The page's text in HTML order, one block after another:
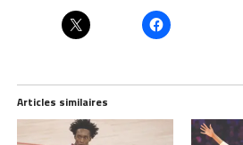
Articles similaires